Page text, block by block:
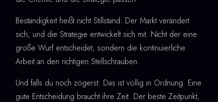
Beständigkeit heißt nicht Stillstand. Der Markt verändert
sich, und die Strategie entwickelt sich mit. Nicht der eine
große Wurf entscheidet, sondern die kontinuierliche
Arbeit an den richtigen Stellschrauben.
Und falls du noch zögerst: Das ist völlig in Ordnung. Eine
gute Entscheidung braucht ihre Zeit. Der beste Zeitpunkt,